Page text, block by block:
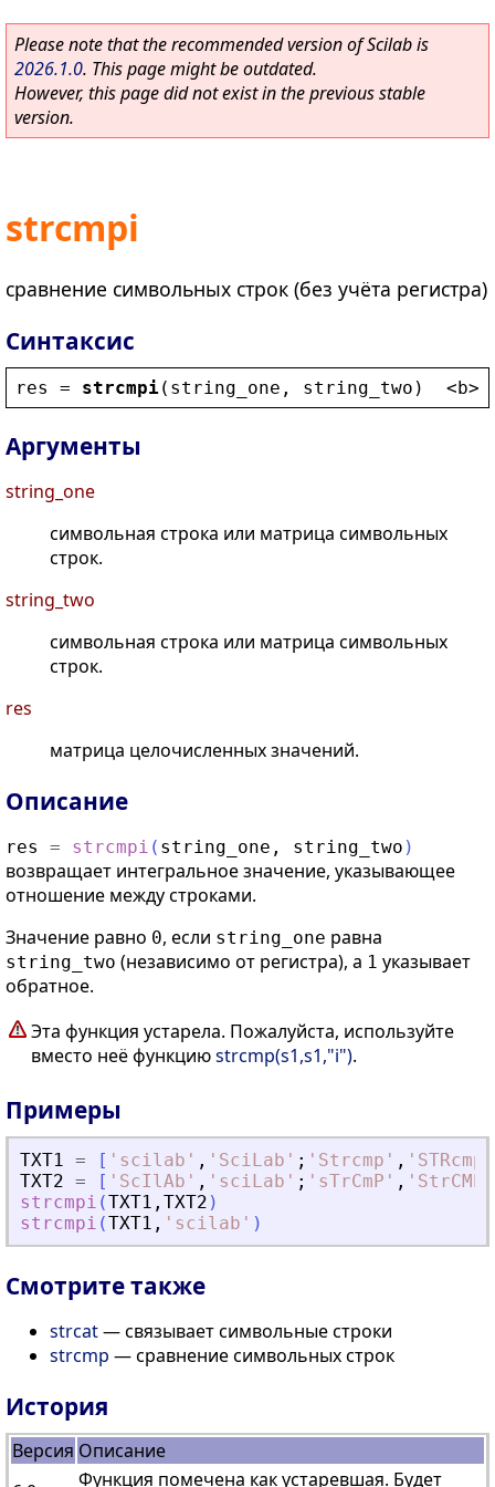
Please note that the recommended version of Scilab is
2026.1.0. This page might be outdated.
However, this page did not exist in the previous stable
version.
strcmpi
сравнение символьных строк (без учёта регистра)
Синтаксис
res = strcmpi( string_one , string_two ) <b>
Аргументы
string_one
символьная строка или матрица символьных
строк.
string_two
символьная строка или матрица символьных
строк.
res
матрица целочисленных значений.
Описание
res = strcmpi ( string_one , string_two )
возвращает интегральное значение, указывающее
отношение между строками.
Значение равно 0, если string_one равна
string_two (независимо от регистра), а 1 указывает
обратное.
Эта функция устарела. Пожалуйста, используйте
вместо неё функциюstrcmp(s1,s1,"i").
Примеры
TXT1 = [ ' scilab ' , ' SciLab ' ; ' Strcmp ' , ' STRcmp
TXT2 = [ ' ScIlAb ' , ' sciLab ' ; ' sTrCmP ' , ' StrCMP
strcmpi (TXT1 , TXT2 )
strcmpi (TXT1 , ' scilab ' )
Смотрите также
strcat— связывает символьные строки
strcmp — сравнение символьных строк
История
Версия Описание
Функция помечена как устаревшая. Будет